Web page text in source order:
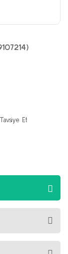
Tavsiye Et